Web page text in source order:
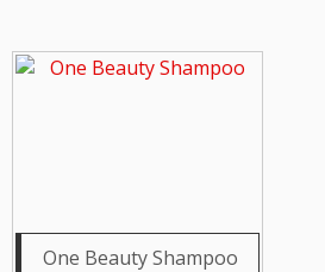
One Beauty Shampoo